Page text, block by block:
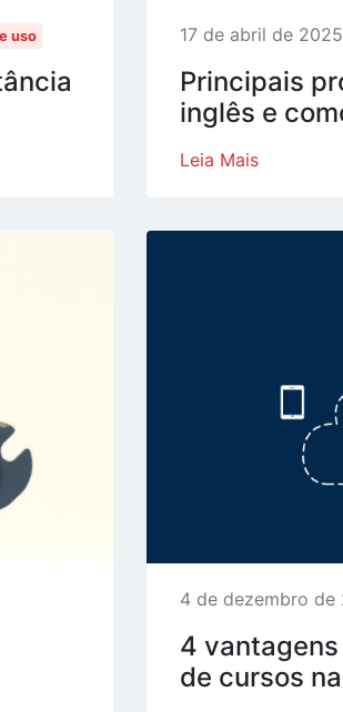
uso 17 de abril de
Principais
inglês e
Leia Mais
4 de dezembro de
4
de cursos